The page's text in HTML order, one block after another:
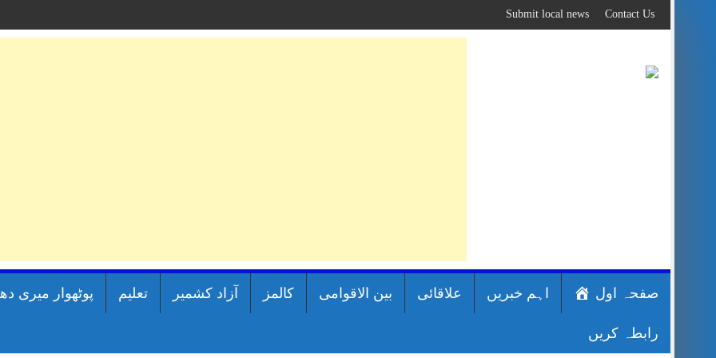
to
content
Contact Us
Submit local news
صفحہ اول اہم خبریں علاقائی بین الاقوامی کالمز آزاد کشمیر تعلیم پوٹھوار میری
رابطہ کریں